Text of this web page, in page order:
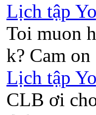
Lịch tập
Toi muon
k? Cam on
Lịch tập
CLB ơi